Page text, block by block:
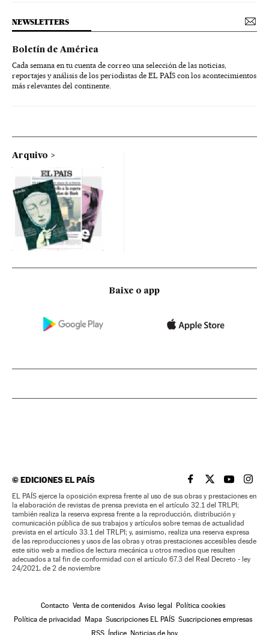
NEWSLETTERS
Boletín de América
Cada semana en tu cuenta de correo una selección de las noticias,
reportajes y análisis de los periodistas de EL PAÍS con los acontecimientos
más relevantes del continente.
Arquivo
Baixe o app
©EDICIONES EL PAÍS EL PAÍS BRASIL EN
EL PAÍSEL PAÍS
EL
EL PAÍS ejerce la oposición expresa frente al uso de sus obras y prestaciones en
la elaboración de revistas de prensa prevista en el artículo 32.1 del TRLPI;
también realiza la reserva expresa frente a la reproducción, distribución y
comunicación pública de sus trabajos y artículos sobre temas de actualidad
prevista en el artículo 33.1 del TRLPI; y, asimismo, realiza una reserva expresa
de las reproducciones y usos de las obras y otras prestaciones accesibles desde
este sitio web a medios de lectura mecánica u otros medios que resulten
adecuados a tal fin de conformidad con el artículo 67.3 del Real Decreto - ley
24/2021, de 2 de noviembre
Contacto Venta de contenidos Aviso legal Política cookies
Política de privacidad Mapa Suscripciones EL PAÍS Suscripciones empresas
RSS Índice Noticias de hoy